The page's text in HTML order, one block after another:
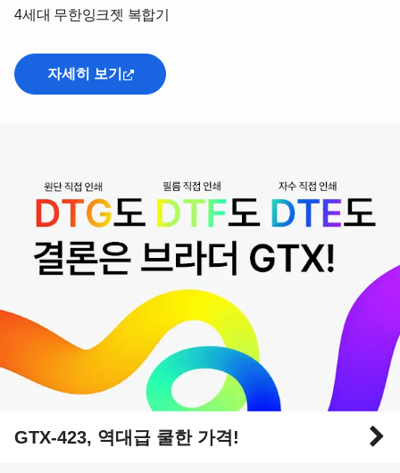
4세대 무한잉크젯 복합기
자세히 보기
GTX-423, 역대급 쿨한 가격!